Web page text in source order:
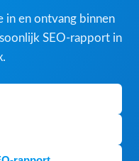
in en ontvang binnen
SEO-rapport in